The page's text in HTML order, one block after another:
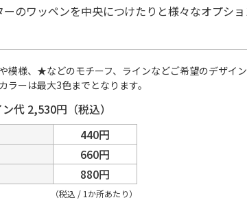
のワッペンを中央につけたりと様々なオプショ
模様、★などのモチーフ、ラインなどご希望のデザイ
ラーは最大3色までとなります。
代 2,530円（税込）
（税込 / 1か所あたり）
440円
660円
880円